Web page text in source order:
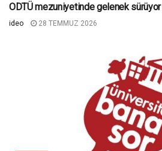
ODTÜ mezuniyetinde gelenek sürüyor
ideo 28 TEMMUZ 2026